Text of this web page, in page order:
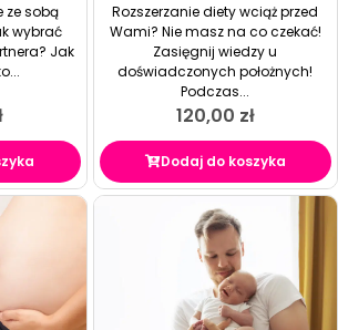
ze sobą
wybrać
Jak
Rozszerzanie diety wciąż przed
Wami? Nie masz na co czekać!
Zasięgnij wiedzy u
doświadczonych położnych!
Podczas...
120,00 zł
Dodaj do koszyka